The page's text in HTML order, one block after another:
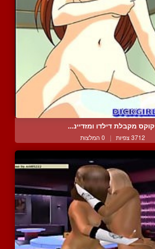
קוקס מקבלת דילדו ומזדיינ...
3712 צפיות | 0 המלצות